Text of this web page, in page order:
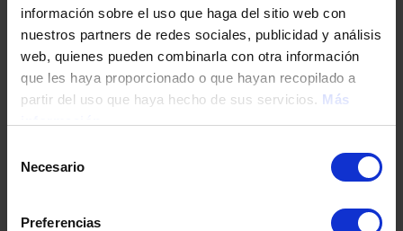
información sobre el uso que haga del sitio web con
nuestros partners de redes sociales, publicidad y análisis
web, quienes pueden combinarla con otra información
que les haya proporcionado o que hayan recopilado a
partir del uso que haya hecho de sus servicios. Más
Necesario
Preferencias
DNI / Pasaporte / NIE
Fecha de nacimiento
Dirección